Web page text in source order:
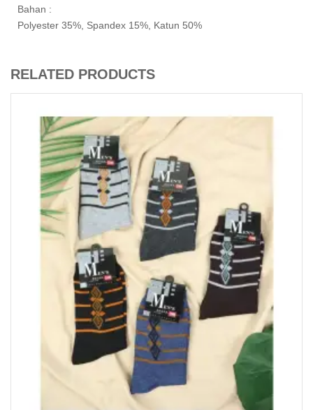
Bahan :
Polyester 35%, Spandex 15%, Katun 50%
RELATED PRODUCTS